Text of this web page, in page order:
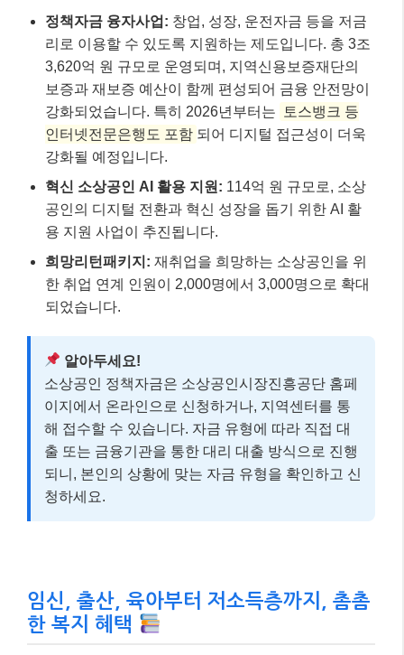
정책자금 융자사업: 창업, 성장, 운전자금 등을 저금
리로 이용할 수 있도록 지원하는 제도입니다. 총 3조
3,620억 원 규모로 운영되며, 지역신용보증재단의
보증과 재보증 예산이 함께 편성되어 금융 안전망이
강화되었습니다. 특히 2026년부터는
토스뱅크 등
인터넷전문은행도 포함 되어 디지털 접근성이 더욱
강화될 예정입니다.
혁신 소상공인 AI 활용 지원: 114억 원 규모로, 소상
공인의 디지털 전환과 혁신 성장을 돕기 위한 AI 활
용 지원 사업이 추진됩니다.
희망리턴패키지: 재취업을 희망하는 소상공인을 위
한 취업 연계 인원이 2,000명에서 3,000명으로 확대
되었습니다.
알아두세요!
소상공인 정책자금은 소상공인시장진흥공단 홈페
이지에서 온라인으로 신청하거나, 지역센터를 통
해 접수할 수 있습니다. 자금 유형에 따라 직접 대
출 또는 금융기관을 통한 대리 대출 방식으로 진행
되니, 본인의 상황에 맞는 자금 유형을 확인하고 신
청하세요.
임신, 출산, 육아부터 저소득층까지, 촘촘
한 복지 혜택